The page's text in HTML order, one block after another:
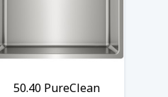
50.40 PureClean